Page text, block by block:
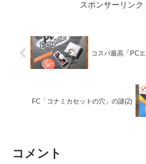
スポンサーリンク
コスパ最高「PC
FC「コナミカセットの穴」の謎(2)
コメント